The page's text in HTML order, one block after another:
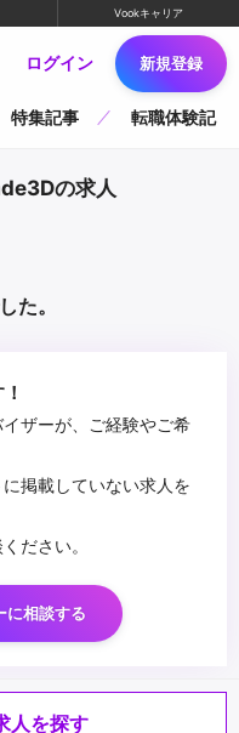
Vookキャリア
ログイン 新規登録
特集記事 転職体験記
の求人
た。
ザーが、ご経験やご希
掲載していない求人を
ださい。
に相談する
人を探す